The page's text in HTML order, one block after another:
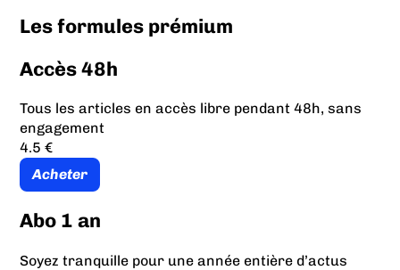
Les formules prémium
Accès 48h
Tous les articles en accès libre pendant 48h, sans
engagement
4.5 €
Acheter
Abo 1 an
Soyez tranquille pour une année entière d’actus